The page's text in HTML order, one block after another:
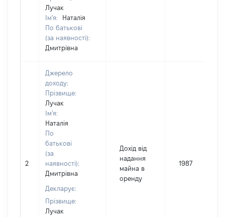
Лучак
Ім'я:
Наталія
По батькові
(за наявності):
Дмитрівна
2
Джерело
доходу:
Прізвище:
Лучак
Ім'я:
Наталія
По
батькові
(за
наявності):
Дмитрівна
Декларує:
Прізвище:
Лучак
Дохід від
надання
майна в
оренду
1987